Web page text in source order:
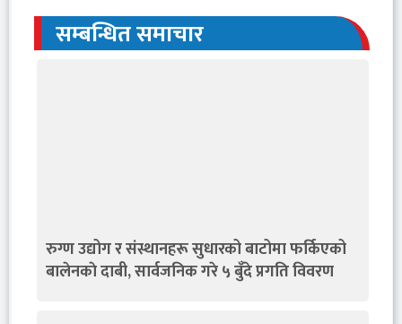
सम्बन्धित समाचार
रुग्ण उद्योग र संस्थानहरू सुधारको बाटोमा फर्किएको
बालेनकाे दाबी, सार्वजनिक गरे ५ बुँदे प्रगति विवरण